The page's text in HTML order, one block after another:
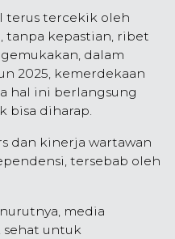
terus tercekik oleh
tanpa kepastian, ribet
dalam
2025, kemerdekaan
hal ini berlangsung
bisa diharap.
dan kinerja wartawan
tersebab oleh
media
untuk